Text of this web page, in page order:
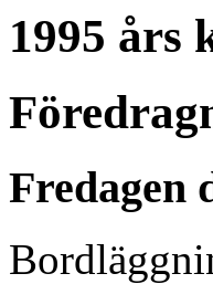
1995 års
Fredagen